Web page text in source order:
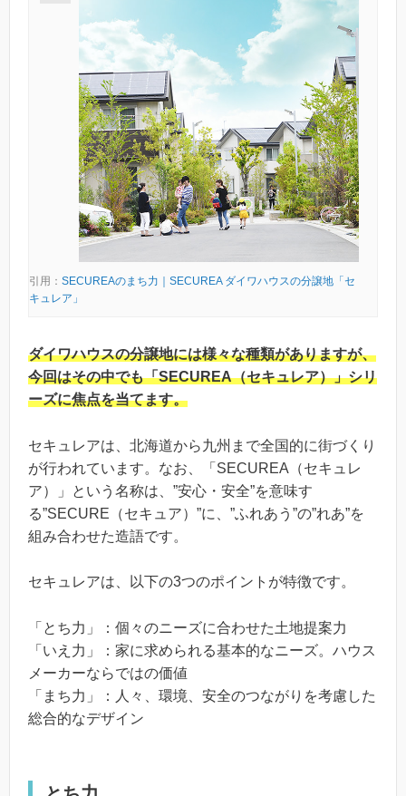
引用： SECUREAのまち力｜SECUREA ダイワハウスの分譲地「セ
キュレア」
ダイワハウスの分譲地には様々な種類がありますが、
今回はその中でも「SECUREA（セキュレア）」シリ
ーズに焦点を当てます。
セキュレアは、北海道から九州まで全国的に街づくり
が行われています。なお、「SECUREA（セキュレ
ア）」という名称は、”安心・安全”を意味す
る”SECURE（セキュア）”に、”ふれあう”の”れあ”を
組み合わせた造語です。
セキュレアは、以下の3つのポイントが特徴です。
「とち力」：個々のニーズに合わせた土地提案力
「いえ力」：家に求められる基本的なニーズ。ハウス
メーカーならではの価値
「まち力」：人々、環境、安全のつながりを考慮した
総合的なデザイン